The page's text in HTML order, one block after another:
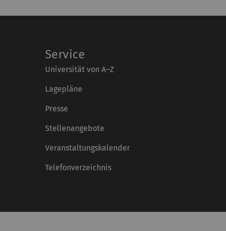
Service
Universität von A–Z
Lagepläne
Presse
Stellenangebote
Veranstaltungskalender
Telefonverzeichnis